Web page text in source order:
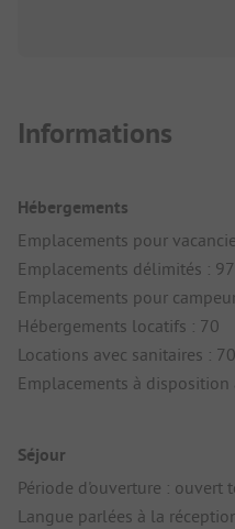
Informations
Hébergements
Emplacements pour
Emplacements délimités : 97
Emplacements pour
Hébergements locatifs : 70
Locations avec sanitaires : 70
Emplacements à
Séjour
Période d'ouverture : ouvert
Langue parlées à la